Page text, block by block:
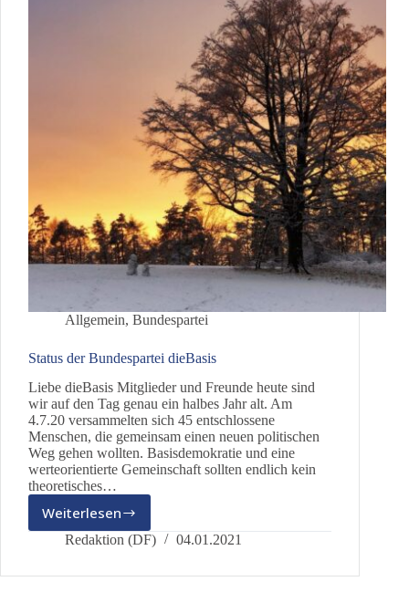
Allgemein, Bundespartei
Status der Bundespartei dieBasis
Liebe dieBasis Mitglieder und Freunde heute sind
wir auf den Tag genau ein halbes Jahr alt. Am
4.7.20 versammelten sich 45 entschlossene
Menschen, die gemeinsam einen neuen politischen
Weg gehen wollten. Basisdemokratie und eine
werteorientierte Gemeinschaft sollten endlich kein
theoretisches…
Weiterlesen
Status
der
dieBasis
Redaktion (DF) 04.01.2021